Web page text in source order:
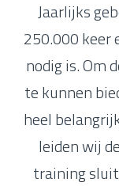
Jaarlijks
250.000 keer
nodig is. Om
te kunnen
heel
leiden wij
training